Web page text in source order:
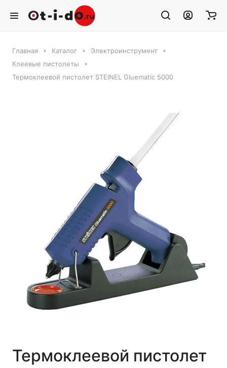
Главная Каталог
Электроинструмент
Клеевые пистолеты
Термоклеевой пистолет STEINEL Gluematic 5000
Термоклеевой пистолет